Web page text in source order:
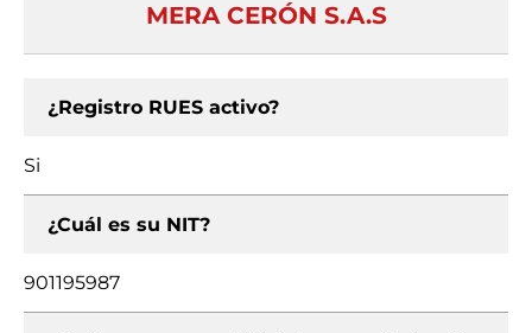
MERA CERÓN S.A.S
¿Registro RUES activo?
Si
¿Cuál es su NIT?
901195987